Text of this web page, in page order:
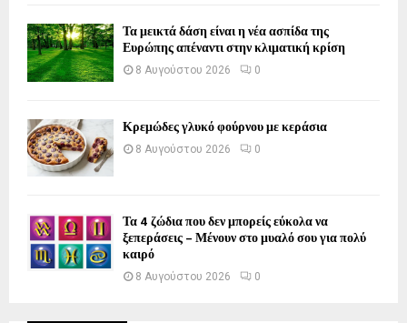
Τα μεικτά δάση είναι η νέα ασπίδα της
Ευρώπης απέναντι στην κλιματική κρίση
8 Αυγούστου 2026 0
Κρεμώδες γλυκό φούρνου με κεράσια
8 Αυγούστου 2026 0
Τα 4 ζώδια που δεν μπορείς εύκολα να
ξεπεράσεις – Μένουν στο μυαλό σου για πολύ
καιρό
8 Αυγούστου 2026 0